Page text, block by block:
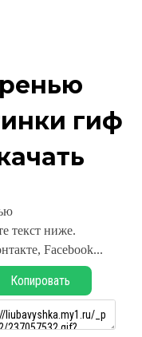
гиф
текст ниже.
Facebook...
Копировать